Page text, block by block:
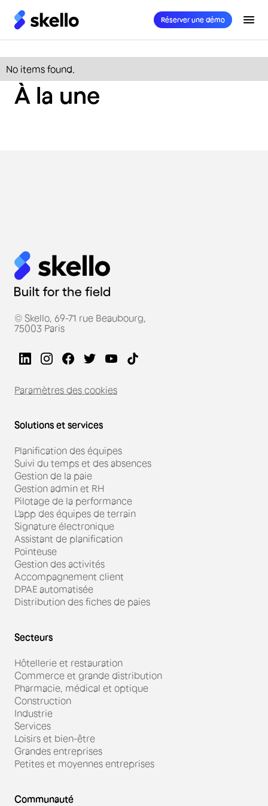
Réserver une démo
Loisirs
et
Bien-
No items found.
À la une
© Skello, 69-71 rue Beaubourg,
75003 Paris
Paramètres des cookies
Solutions et services
Planification des équipes
Suivi du temps et des absences
Gestion de la paie
Gestion admin et RH
Pilotage de la performance
L'app des équipes de terrain
Signature électronique
Assistant de planification
Pointeuse
Gestion des activités
Accompagnement client
DPAE automatisée
Distribution des fiches de paies
Secteurs
Hôtellerie et restauration
Commerce et grande distribution
Pharmacie, médical et optique
Construction
Industrie
Services
Loisirs et bien-être
Grandes entreprises
Petites et moyennes entreprises
Communauté